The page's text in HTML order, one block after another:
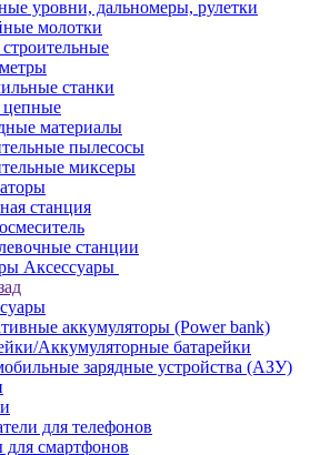
уровни, дальномеры, рулетки
молотки
станки
материалы
пылесосы
миксеры
станция
станции
Аксессуары
аккумуляторы (Power bank)
Аккумуляторные батарейки
зарядные устройства (АЗУ)
для телефонов
для смартфонов